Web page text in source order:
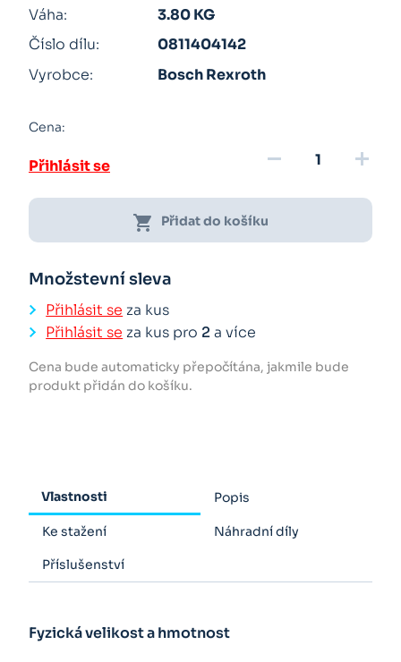
Váha:
3.80 KG
Číslo dílu:
0811404142
Vyrobce:
Bosch Rexroth
Cena:
Přihlásit se remove add
shopping_cart Přidat do košíku
Množstevní sleva
Přihlásit se za kus
Přihlásit se za kus pro 2a více
Cena bude automaticky přepočítána, jakmile bude
produkt přidán do košíku.
Vlastnosti Popis
Ke stažení Náhradní díly
Příslušenství
Fyzická velikost a hmotnost